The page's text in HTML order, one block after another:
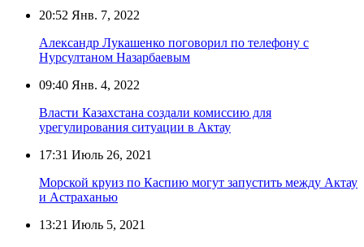
20:52 Янв. 7, 2022
Александр Лукашенко поговорил по телефону с
Нурсултаном Назарбаевым
09:40 Янв. 4, 2022
Власти Казахстана создали комиссию для
урегулирования ситуации в Актау
17:31 Июль 26, 2021
Морской круиз по Каспию могут запустить между Актау
и Астраханью
13:21 Июль 5, 2021